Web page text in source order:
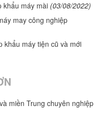
khẩu máy mài (03/08/2022)
may công nghiệp
khẩu máy tiện cũ và mới
miền Trung chuyên nghiệp